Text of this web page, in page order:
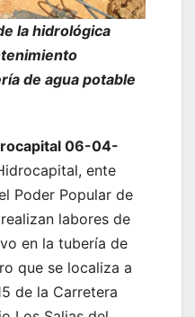
la hidrológica
de agua potable
06-04-
ente
Poder Popular de
labores de
en la tubería de
que se localiza a
de la Carretera